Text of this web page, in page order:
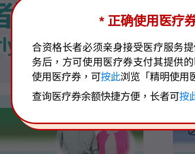
* 正确使用医疗
合资格长者必须亲身接受医疗服务
务后，方可使用医疗券支付其提供
使用医疗券，可按此浏览「精明使用
查询医疗券余额快捷方便，长者可按